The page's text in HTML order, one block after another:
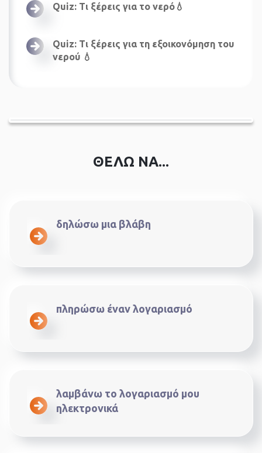
Quiz: Τι ξέρεις για το νερό💧
Quiz: Τι ξέρεις για τη εξοικονόμηση του
νερού 💧
ΘΕΛΩ ΝΑ...
δηλώσω μια βλάβη
πληρώσω έναν λογαριασμό
λαμβάνω το λογαριασμό μου
ηλεκτρονικά